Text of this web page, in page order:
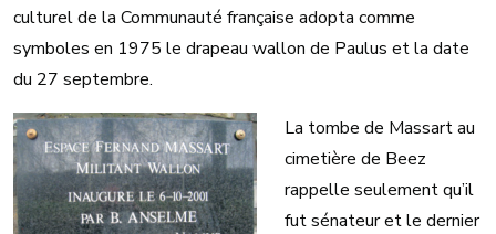
culturel de la Communauté française adopta comme
symboles en 1975 le drapeau wallon de Paulus et la date
du 27 septembre.
La tombe de Massart au
cimetière de Beez
rappelle seulement qu’il
fut sénateur et le dernier